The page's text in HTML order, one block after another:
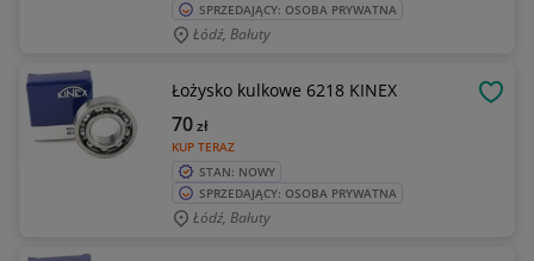
SPRZEDAJĄCY: OSOBA PRYWATNA
Łódź, Bałuty
Łożysko kulkowe 6218 KINEX
KUP TERAZ
70zł
STAN: NOWY
SPRZEDAJĄCY: OSOBA PRYWATNA
Łódź, Bałuty